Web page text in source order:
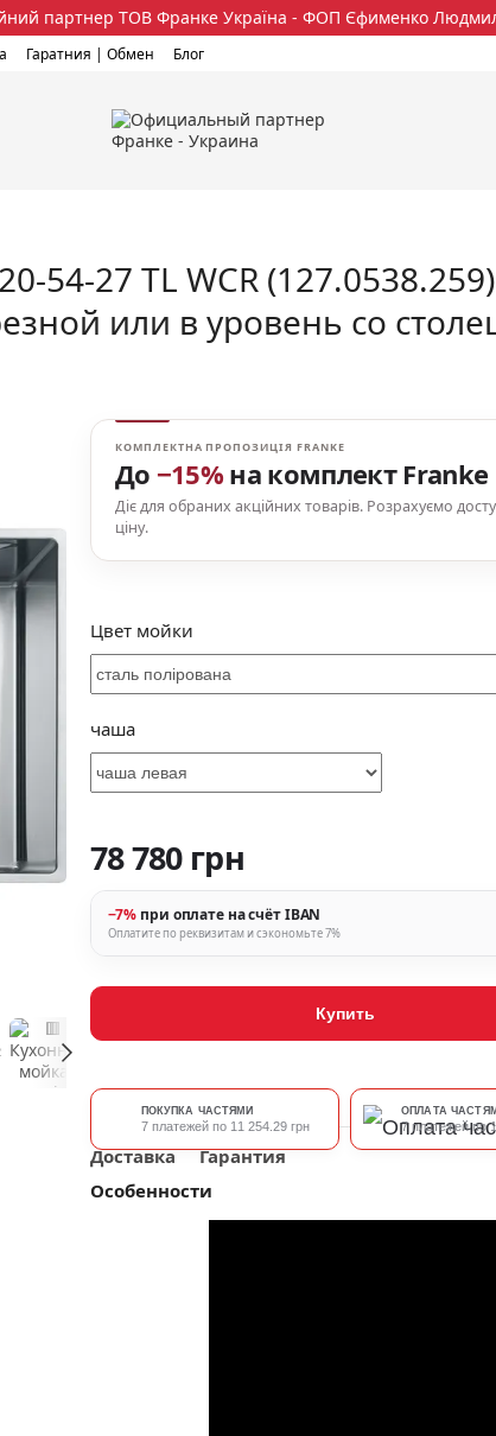
партнер ТОВ Франке Україна - ФОП Єфименко
Гаратния | Обмен Блог
54-27 TL WCR
или в уровень со
КОМПЛЕКТНА ПРОПОЗИЦІЯ FRANKE
До −15% на комплект Franke
Діє для обраних акційних товарів. Розрахуємо
ціну.
Цвет мойки
чаша
78 780 грн
−7% при оплате на счёт IBAN
Оплатите по реквизитам и сэкономьте 7%
Купить
ПОКУПКА ЧАСТЯМИ
7 платежей по 11 254.29 грн
ОПЛАТА
7 платежей по
Доставка
Гарантия
Особенности